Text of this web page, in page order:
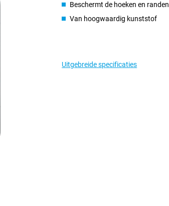
Beschermt de hoeken en randen
Van hoogwaardig kunststof
Uitgebreide specificaties